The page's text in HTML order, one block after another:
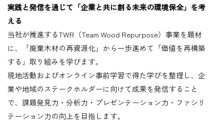
実践と発信を通じて「企業と共に創る未来の環境保全」を考
える
当社が推進するTWR（Team Wood Repurpose）事業を題材
に、「廃棄木材の再資源化」から一歩進めて「価値を再構築
する」取り組みを学びます。
現地活動およびオンライン事前学習で得た学びを整理し、企
業や地域のステークホルダーに向けて成果を発信すること
で、課題発見力・分析力・プレゼンテーション力・ファシリ
テーション力の向上を目指します。